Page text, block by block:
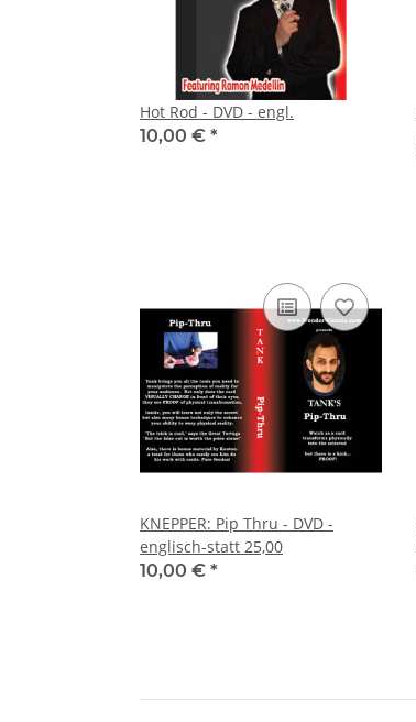
Hot Rod - DVD - engl.
10,00 € *
KNEPPER: Pip Thru - DVD -
englisch-statt 25,00
10,00 € *